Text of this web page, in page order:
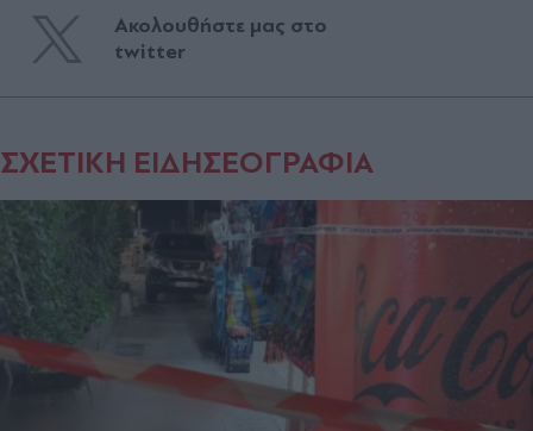
Ακολουθήστε μας στο
twitter
ΣΧΕΤΙΚΗ ΕΙΔΗΣΕΟΓΡΑΦΙΑ